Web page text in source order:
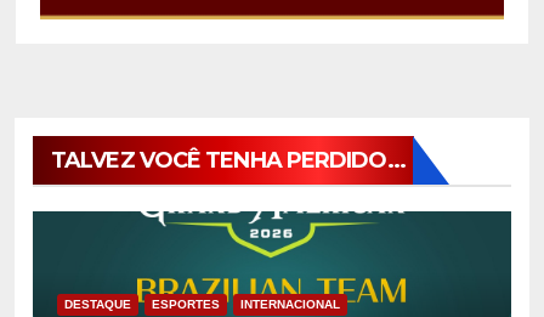
TALVEZ VOCÊ TENHA PERDIDO...
DESTAQUE ESPORTES INTERNACIONAL